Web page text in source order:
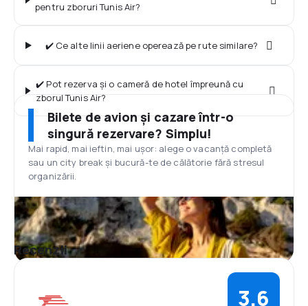
pentru zboruri Tunis Air?
✔️ Ce alte linii aeriene operează pe rute similare?
✔️ Pot rezerva și o cameră de hotel împreună cu
zborul Tunis Air?
Bilete de avion și cazare într-o
singură rezervare? Simplu!
Mai rapid, mai ieftin, mai ușor: alege o vacanță completă
sau un city break și bucură-te de călătorie fără stresul
organizării.
Recenzii
3,6